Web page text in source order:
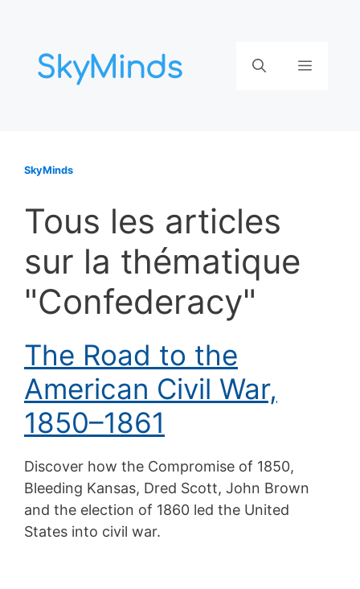
contenu
Menu
SkyMinds
Tous les articles
sur la thématique
"Confederacy"
The Road to the
American Civil War,
1850–1861
Discover how the Compromise of 1850,
Bleeding Kansas, Dred Scott, John Brown
and the election of 1860 led the United
States into civil war.